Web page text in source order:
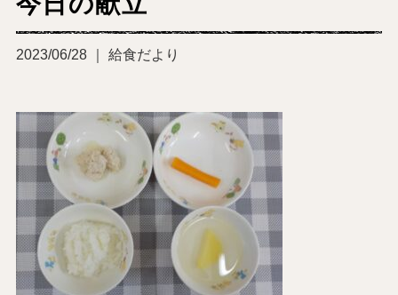
2023/06/28 ｜ 給食だより